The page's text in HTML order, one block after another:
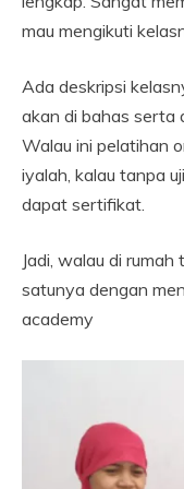
mau mengikuti
Ada deskripsi
akan di bahas serta
Walau ini pelatihan
iyalah, kalau tanpa
dapat sertifikat.
Jadi, walau di
satunya dengan
academy